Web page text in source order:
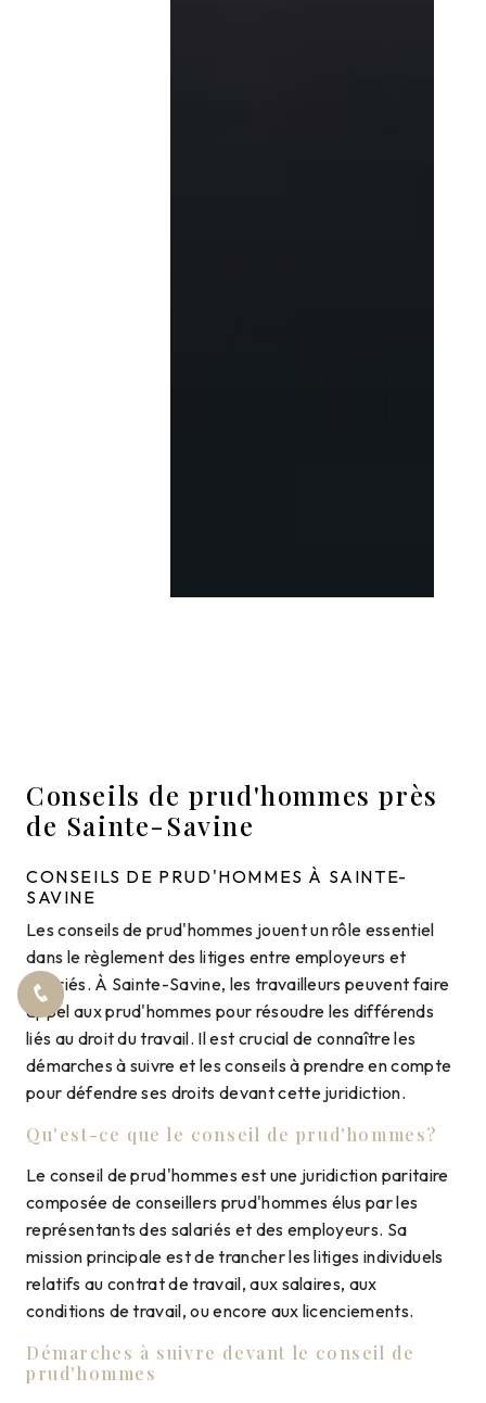
Conseils de prud'hommes près
de Sainte-Savine
CONSEILS DE PRUD'HOMMES À SAINTE-
SAVINE
Les conseils de prud'hommes jouent un rôle essentiel
dans le règlement des litiges entre employeurs et
salariés. À Sainte-Savine, les travailleurs peuvent faire
appel aux prud'hommes pour résoudre les différends
liés au droit du travail. Il est crucial de connaître les
démarches à suivre et les conseils à prendre en compte
pour défendre ses droits devant cette juridiction.
Qu'est-ce que le conseil de prud'hommes?
Le conseil de prud'hommes est une juridiction paritaire
composée de conseillers prud'hommes élus par les
représentants des salariés et des employeurs. Sa
mission principale est de trancher les litiges individuels
relatifs au contrat de travail, aux salaires, aux
conditions de travail, ou encore aux licenciements.
Démarches à suivre devant le conseil de
prud'hommes